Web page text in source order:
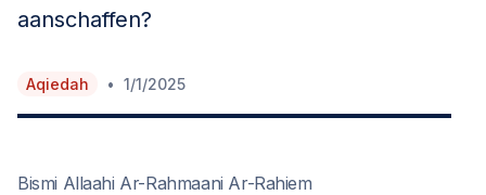
aanschaffen?
Aqiedah • 1/1/2025
Bismi Allaahi Ar-Rahmaani Ar-Rahiem